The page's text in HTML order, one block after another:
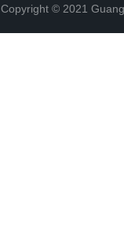
Copyright © 2021